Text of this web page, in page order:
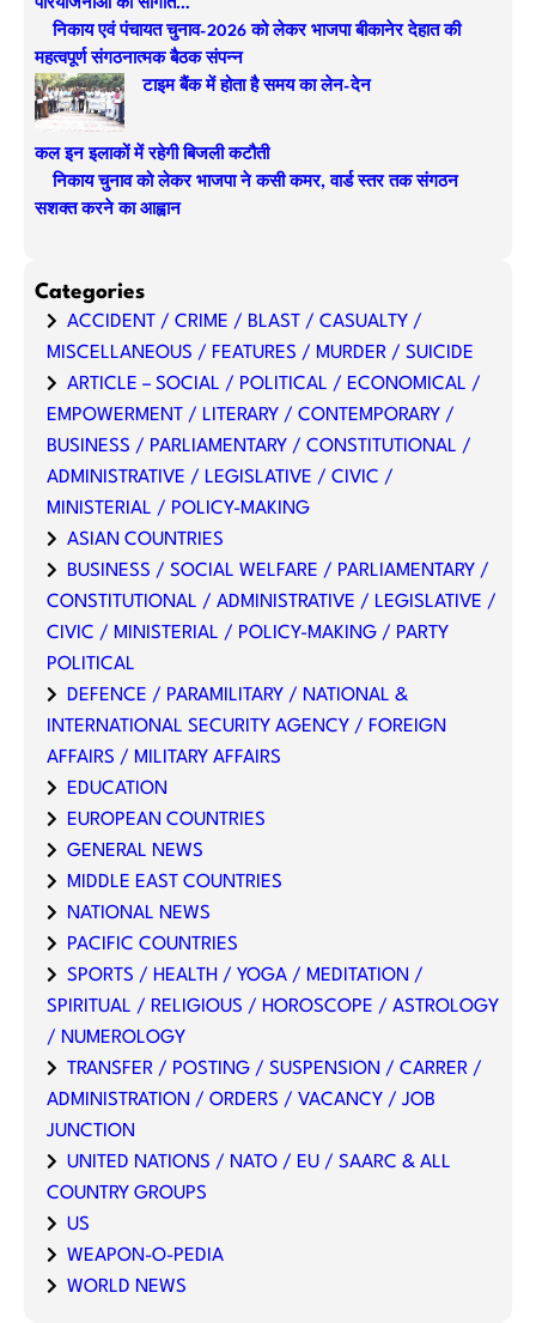
परियोजनाओं की सौगात…
निकाय एवं पंचायत चुनाव-2026 को लेकर भाजपा बीकानेर देहात की
महत्वपूर्ण संगठनात्मक बैठक संपन्न
टाइम बैंक में होता है समय का लेन-देन
कल इन इलाकों में रहेगी बिजली कटौती
निकाय चुनाव को लेकर भाजपा ने कसी कमर, वार्ड स्तर तक संगठन
सशक्त करने का आह्वान
Categories
ACCIDENT / CRIME / BLAST / CASUALTY /
MISCELLANEOUS / FEATURES / MURDER / SUICIDE
ARTICLE – SOCIAL / POLITICAL / ECONOMICAL /
EMPOWERMENT / LITERARY / CONTEMPORARY /
BUSINESS / PARLIAMENTARY / CONSTITUTIONAL /
ADMINISTRATIVE / LEGISLATIVE / CIVIC /
MINISTERIAL / POLICY-MAKING
ASIAN COUNTRIES
BUSINESS / SOCIAL WELFARE / PARLIAMENTARY /
CONSTITUTIONAL / ADMINISTRATIVE / LEGISLATIVE /
CIVIC / MINISTERIAL / POLICY-MAKING / PARTY
POLITICAL
DEFENCE / PARAMILITARY / NATIONAL &
INTERNATIONAL SECURITY AGENCY / FOREIGN
AFFAIRS / MILITARY AFFAIRS
EDUCATION
EUROPEAN COUNTRIES
GENERAL NEWS
MIDDLE EAST COUNTRIES
NATIONAL NEWS
PACIFIC COUNTRIES
SPORTS / HEALTH / YOGA / MEDITATION /
SPIRITUAL / RELIGIOUS / HOROSCOPE / ASTROLOGY
/ NUMEROLOGY
TRANSFER / POSTING / SUSPENSION / CARRER /
ADMINISTRATION / ORDERS / VACANCY / JOB
JUNCTION
UNITED NATIONS / NATO / EU / SAARC & ALL
COUNTRY GROUPS
US
WEAPON-O-PEDIA
WORLD NEWS